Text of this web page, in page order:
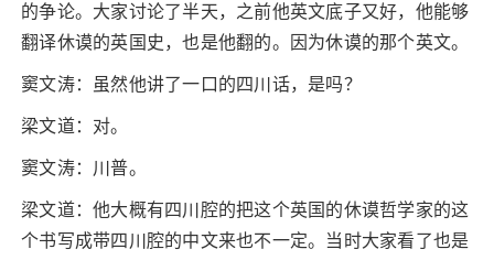
的争论。大家讨论了半天，之前他英文底子又好，他能够
翻译休谟的英国史，也是他翻的。因为休谟的那个英文。
窦文涛：虽然他讲了一口的四川话，是吗？
梁文道：对。
窦文涛：川普。
梁文道：他大概有四川腔的把这个英国的休谟哲学家的这
个书写成带四川腔的中文来也不一定。当时大家看了也是